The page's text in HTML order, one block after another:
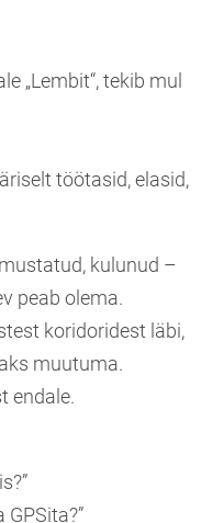
„Lembit“, tekib mul
töötasid, elasid,
kulunud –
peab olema.
koridoridest läbi,
muutuma.
endale.